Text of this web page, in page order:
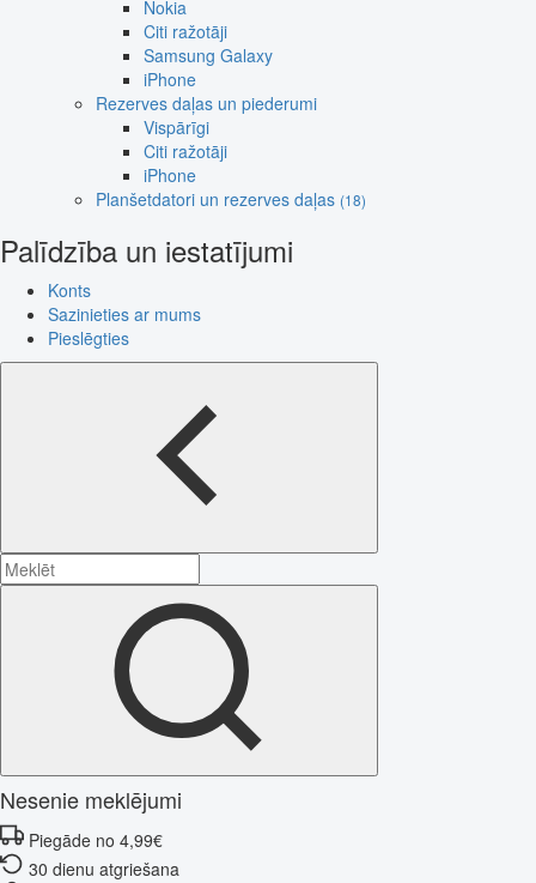
Nokia
Citi ražotāji
Samsung Galaxy
iPhone
Rezerves daļas un piederumi
Vispārīgi
Citi ražotāji
iPhone
Planšetdatori un rezerves daļas (18)
Palīdzība un iestatījumi
Konts
Sazinieties ar mums
Pieslēgties
Nesenie meklējumi
Piegāde no 4,99€
30 dienu atgriešana